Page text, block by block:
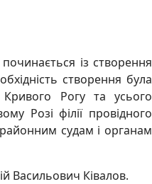
із створення
створення була
Рогу та усього
Розі філії провідного
судам і органам
Васильович Ківалов.